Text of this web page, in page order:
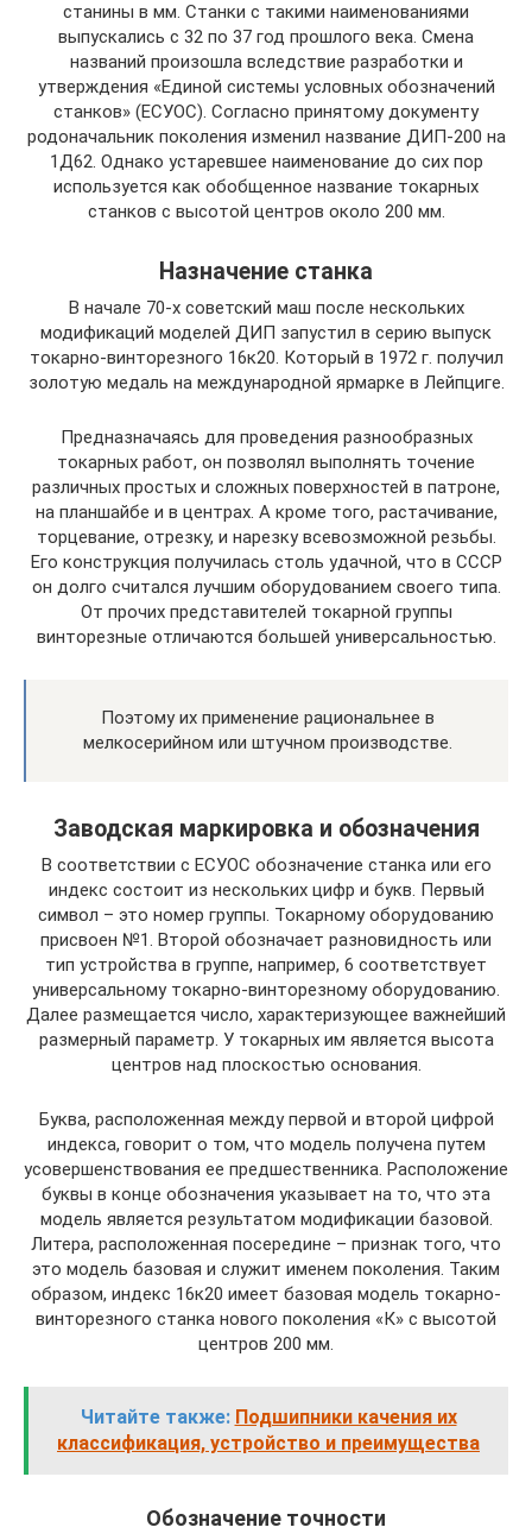
станины в мм. Станки с такими наименованиями
выпускались с 32 по 37 год прошлого века. Смена
названий произошла вследствие разработки и
утверждения «Единой системы условных обозначений
станков» (ЕСУОС). Согласно принятому документу
родоначальник поколения изменил название ДИП-200 на
1Д62. Однако устаревшее наименование до сих пор
используется как обобщенное название токарных
станков с высотой центров около 200 мм.
Назначение станка
В начале 70-х советский маш после нескольких
модификаций моделей ДИП запустил в серию выпуск
токарно-винторезного 16к20. Который в 1972 г. получил
золотую медаль на международной ярмарке в Лейпциге.
Предназначаясь для проведения разнообразных
токарных работ, он позволял выполнять точение
различных простых и сложных поверхностей в патроне,
на планшайбе и в центрах. А кроме того, растачивание,
торцевание, отрезку, и нарезку всевозможной резьбы.
Его конструкция получилась столь удачной, что в СССР
он долго считался лучшим оборудованием своего типа.
От прочих представителей токарной группы
винторезные отличаются большей универсальностью.
Поэтому их применение рациональнее в
мелкосерийном или штучном производстве.
Заводская маркировка и обозначения
В соответствии с ЕСУОС обозначение станка или его
индекс состоит из нескольких цифр и букв. Первый
символ – это номер группы. Токарному оборудованию
присвоен №1. Второй обозначает разновидность или
тип устройства в группе, например, 6 соответствует
универсальному токарно-винторезному оборудованию.
Далее размещается число, характеризующее важнейший
размерный параметр. У токарных им является высота
центров над плоскостью основания.
Буква, расположенная между первой и второй цифрой
индекса, говорит о том, что модель получена путем
усовершенствования ее предшественника. Расположение
буквы в конце обозначения указывает на то, что эта
модель является результатом модификации базовой.
Литера, расположенная посередине – признак того, что
это модель базовая и служит именем поколения. Таким
образом, индекс 16к20 имеет базовая модель токарно-
винторезного станка нового поколения «К» с высотой
центров 200 мм.
Читайте также: Подшипники качения их
классификация, устройство и преимущества
Обозначение точности